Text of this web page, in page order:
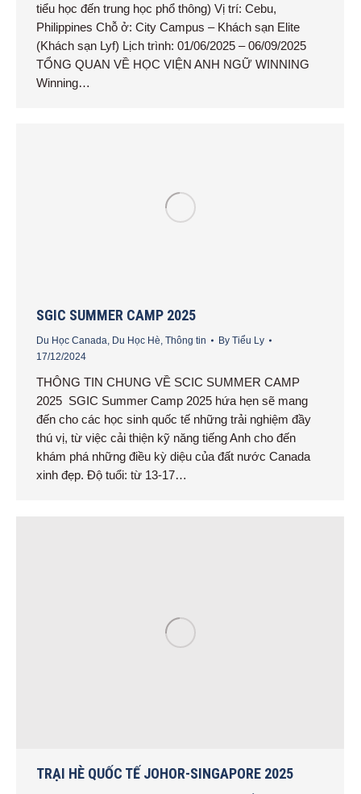
tiểu học đến trung học phổ thông) Vị trí: Cebu,
Philippines Chỗ ở: City Campus – Khách sạn Elite
(Khách sạn Lyf) Lịch trình: 01/06/2025 – 06/09/2025
TỔNG QUAN VỀ HỌC VIỆN ANH NGỮ WINNING
Winning…
SGIC SUMMER CAMP 2025
Du Học Canada Du Học Hè Thông tin By Tiểu Ly
17/12/2024
THÔNG TIN CHUNG VỀ SCIC SUMMER CAMP
2025 SGIC Summer Camp 2025 hứa hẹn sẽ mang
đến cho các học sinh quốc tế những trải nghiệm đầy
thú vị, từ việc cải thiện kỹ năng tiếng Anh cho đến
khám phá những điều kỳ diệu của đất nước Canada
xinh đẹp. Độ tuổi: từ 13-17…
TRẠI HÈ QUỐC TẾ JOHOR-SINGAPORE 2025